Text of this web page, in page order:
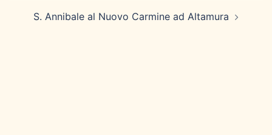
S. Annibale al Nuovo Carmine ad Altamura